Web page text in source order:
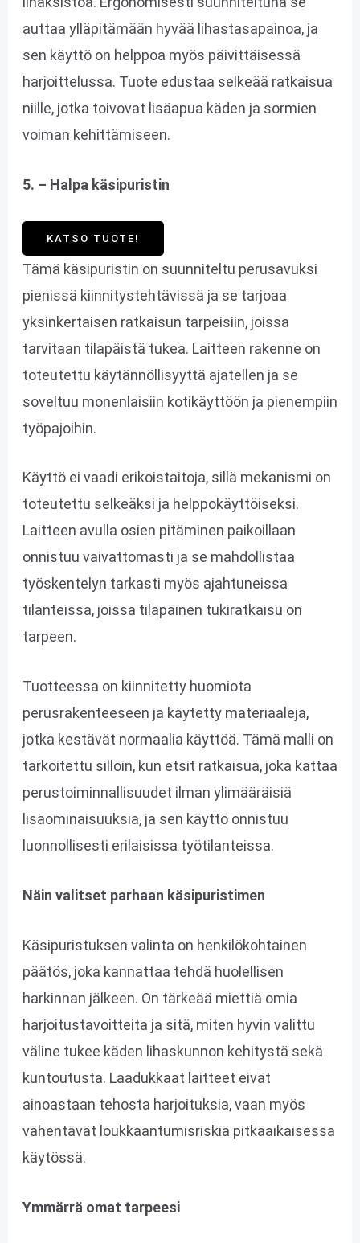
auttaa ylläpitämään hyvää lihastasapainoa, ja
sen käyttö on helppoa myös päivittäisessä
harjoittelussa. Tuote edustaa selkeää ratkaisua
niille, jotka toivovat lisäapua käden ja sormien
voiman kehittämiseen.
5. – Halpa käsipuristin
KATSO TUOTE!
Tämä käsipuristin on suunniteltu perusavuksi
pienissä kiinnitystehtävissä ja se tarjoaa
yksinkertaisen ratkaisun tarpeisiin, joissa
tarvitaan tilapäistä tukea. Laitteen rakenne on
toteutettu käytännöllisyyttä ajatellen ja se
soveltuu monenlaisiin kotikäyttöön ja pienempiin
työpajoihin.
Käyttö ei vaadi erikoistaitoja, sillä mekanismi on
toteutettu selkeäksi ja helppokäyttöiseksi.
Laitteen avulla osien pitäminen paikoillaan
onnistuu vaivattomasti ja se mahdollistaa
työskentelyn tarkasti myös ajahtuneissa
tilanteissa, joissa tilapäinen tukiratkaisu on
tarpeen.
Tuotteessa on kiinnitetty huomiota
perusrakenteeseen ja käytetty materiaaleja,
jotka kestävät normaalia käyttöä. Tämä malli on
tarkoitettu silloin, kun etsit ratkaisua, joka kattaa
perustoiminnallisuudet ilman ylimääräisiä
lisäominaisuuksia, ja sen käyttö onnistuu
luonnollisesti erilaisissa työtilanteissa.
Näin valitset parhaan käsipuristimen
Käsipuristuksen valinta on henkilökohtainen
päätös, joka kannattaa tehdä huolellisen
harkinnan jälkeen. On tärkeää miettiä omia
harjoitustavoitteita ja sitä, miten hyvin valittu
väline tukee käden lihaskunnon kehitystä sekä
kuntoutusta. Laadukkaat laitteet eivät
ainoastaan tehosta harjoituksia, vaan myös
vähentävät loukkaantumisriskiä pitkäaikaisessa
käytössä.
Ymmärrä omat tarpeesi